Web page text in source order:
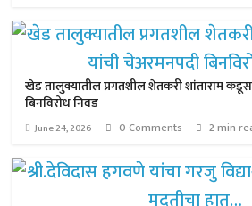
खेड तालुक्यातील प्रगतशील शेतकरी शांताराम
बिनविरोध निवड
June 24, 2026 0 Comments 2 min